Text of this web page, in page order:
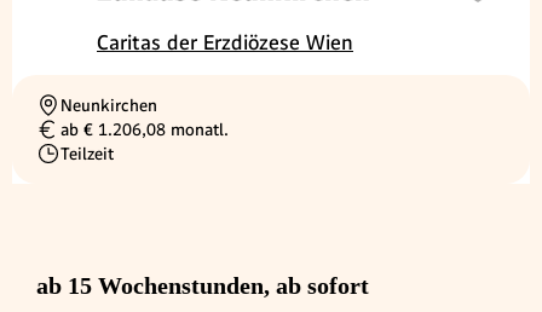
Caritas der Erzdiözese Wien
Ortschaft
Neunkirchen
Gehalt
ab € 1.206,08 monatl.
Beschäftigungsart
Teilzeit
ab 15 Wochenstunden, ab sofort